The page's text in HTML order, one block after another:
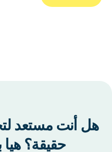
هل أنت مستعد
حقيقة؟ هيا